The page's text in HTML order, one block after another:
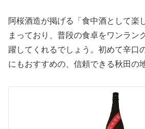
阿桜酒造が掲げる「食中酒として楽
まっており、普段の食卓をワンラン
躍してくれるでしょう。初めて辛口
にもおすすめの、信頼できる秋田の